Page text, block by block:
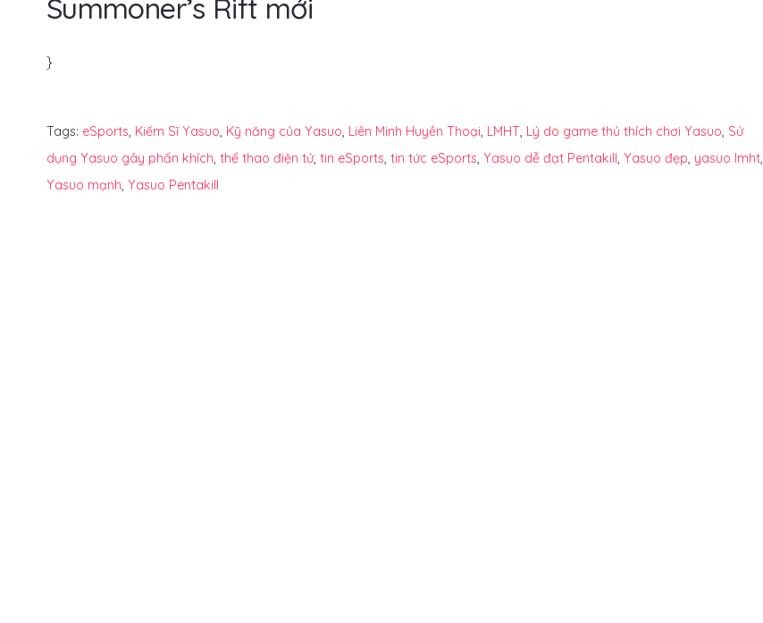
Summoner’s Rift mới
}
Tags: eSports, Kiếm Sĩ Yasuo, Kỹ năng của Yasuo, Liên Minh Huyền Thoại, LMHT, Lý do game thủ thích chơi Yasuo, Sử
dụng Yasuo gây phấn khích, thể thao điện tử, tin eSports, tin tức eSports, Yasuo dễ đạt Pentakill, Yasuo đẹp, yasuo lmht,
Yasuo mạnh, Yasuo Pentakill